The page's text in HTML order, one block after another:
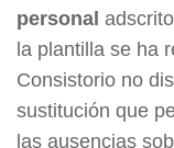
personal
la plantilla se ha
Consistorio no
sustitución que
las ausencias